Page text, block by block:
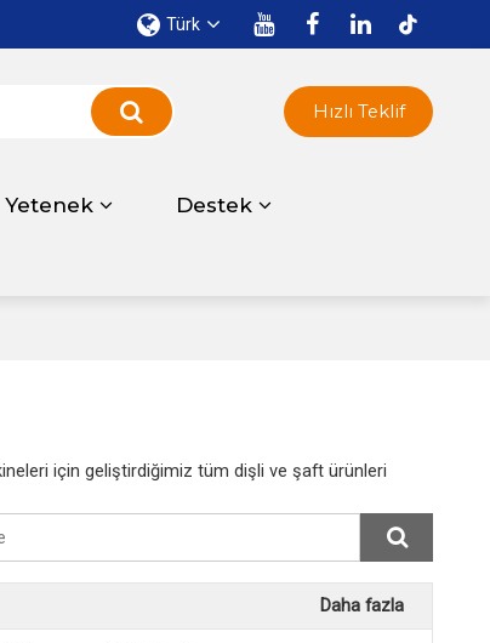
Türk
Yetenek Destek
Hızlı Teklif
için geliştirdiğimiz tüm dişli ve şaft ürünleri
Daha fazla